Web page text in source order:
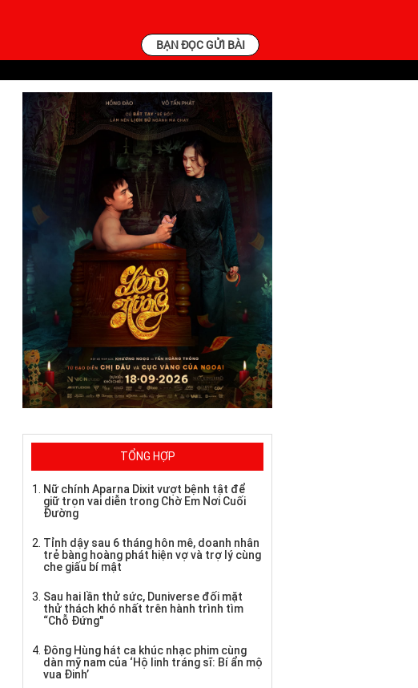
BẠN ĐỌC GỬI BÀI
TỔNG HỢP
Nữ chính Aparna Dixit vượt bệnh tật để
giữ trọn vai diễn trong Chờ Em Nơi Cuối
Đường
Tỉnh dậy sau 6 tháng hôn mê, doanh nhân
trẻ bàng hoàng phát hiện vợ và trợ lý cùng
che giấu bí mật
Sau hai lần thử sức, Duniverse đối mặt
thử thách khó nhất trên hành trình tìm
“Chỗ Đứng"
Đông Hùng hát ca khúc nhạc phim cùng
dàn mỹ nam của ‘Hộ linh tráng sĩ: Bí ẩn mộ
vua Đinh’